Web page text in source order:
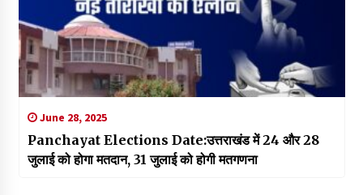
June 28, 2025
Panchayat Elections Date:उत्तराखंड में 24 और 28
जुलाई को होगा मतदान, 31 जुलाई को होगी मतगणना